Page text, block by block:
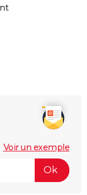
Voir un exemple